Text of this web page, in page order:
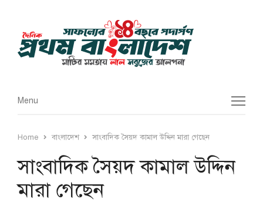
Menu
Menu
Home বাংলাদেশ সাংবাদিক সৈয়দ কামাল উদ্দিন মারা গেছেন
সাংবাদিক সৈয়দ কামাল উদ্দিন
মারা গেছেন